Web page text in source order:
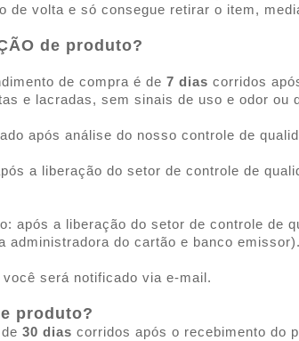
de volta e só consegue retirar o item,
de produto?
de compra é de 7 dias corridos
e lacradas, sem sinais de uso e odor ou
após análise do nosso controle de
a liberação do setor de controle de
após a liberação do setor de controle de
administradora do cartão e banco emissor).
será notificado via e-mail.
produto?
30 dias corridos após o recebimento do